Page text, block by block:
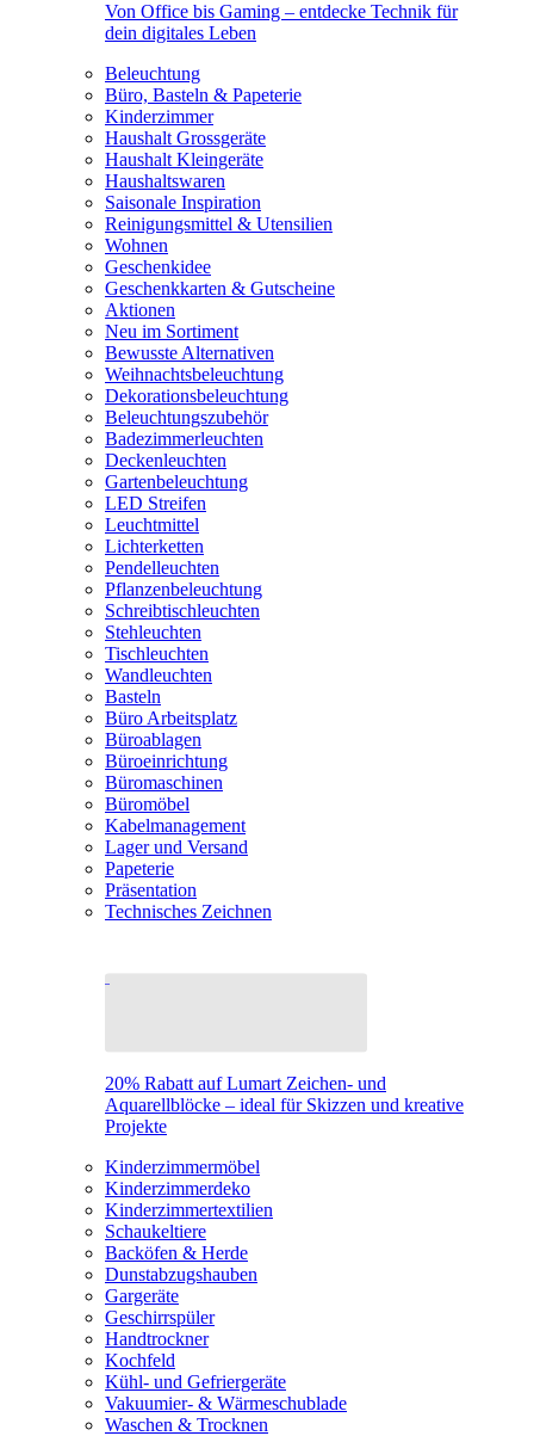
Von Office bis Gaming – entdecke Technik für
dein digitales Leben
Beleuchtung
Büro, Basteln & Papeterie
Kinderzimmer
Haushalt Grossgeräte
Haushalt Kleingeräte
Haushaltswaren
Saisonale Inspiration
Reinigungsmittel & Utensilien
Wohnen
Geschenkidee
Geschenkkarten & Gutscheine
Aktionen
Neu im Sortiment
Bewusste Alternativen
Weihnachtsbeleuchtung
Dekorationsbeleuchtung
Beleuchtungszubehör
Badezimmerleuchten
Deckenleuchten
Gartenbeleuchtung
LED Streifen
Leuchtmittel
Lichterketten
Pendelleuchten
Pflanzenbeleuchtung
Schreibtischleuchten
Stehleuchten
Tischleuchten
Wandleuchten
Basteln
Büro Arbeitsplatz
Büroablagen
Büroeinrichtung
Büromaschinen
Büromöbel
Kabelmanagement
Lager und Versand
Papeterie
Präsentation
Technisches Zeichnen
20% Rabatt auf Lumart Zeichen- und
Aquarellblöcke – ideal für Skizzen und kreative
Projekte
Kinderzimmermöbel
Kinderzimmerdeko
Kinderzimmertextilien
Schaukeltiere
Backöfen & Herde
Dunstabzugshauben
Gargeräte
Geschirrspüler
Handtrockner
Kochfeld
Kühl- und Gefriergeräte
Vakuumier- & Wärmeschublade
Waschen & Trocknen